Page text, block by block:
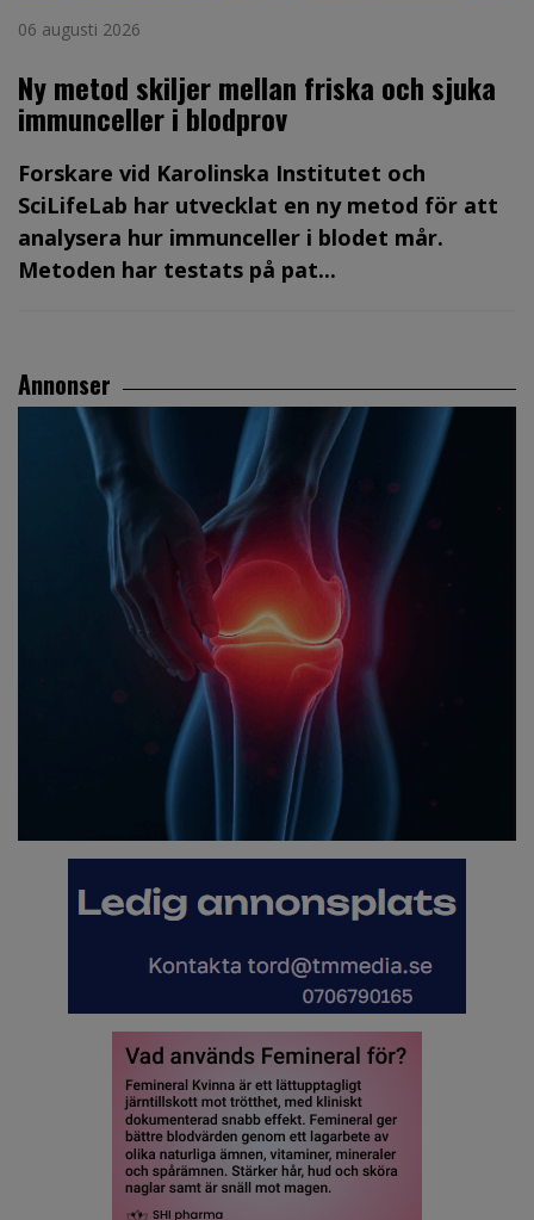
06 augusti 2026
Ny metod skiljer mellan friska och sjuka
immunceller i blodprov
Forskare vid Karolinska Institutet och
SciLifeLab har utvecklat en ny metod för att
analysera hur immunceller i blodet mår.
Metoden har testats på pat...
Annonser